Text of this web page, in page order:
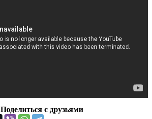
Поделиться с друзьями